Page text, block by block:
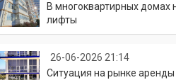
В многоквартирных домах
лифты
26-06-2026 21:14
Ситуация на рынке